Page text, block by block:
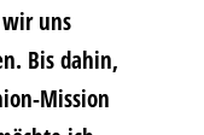
uns
Bis dahin,
Mission